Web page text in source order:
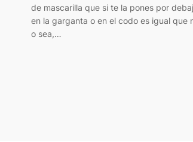
de mascarilla que si te la pones por
en la garganta o en el codo es igual que
o sea,…